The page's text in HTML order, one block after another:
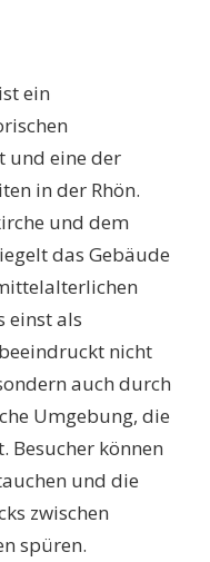
ein
und eine der
in der Rhön.
und dem
das Gebäude
einst als
nicht
auch durch
Umgebung, die
Besucher können
und die
zwischen
spüren.